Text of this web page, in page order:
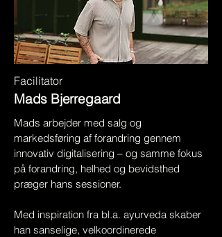
Facilitator
Mads Bjerregaard
Mads arbejder med salg og
markedsføring af forandring gennem
innovativ digitalisering – og samme fokus
på forandring, helhed og bevidsthed
præger hans sessioner.
Med inspiration fra bl.a. ayurveda skaber
han sanselige, velkoordinerede